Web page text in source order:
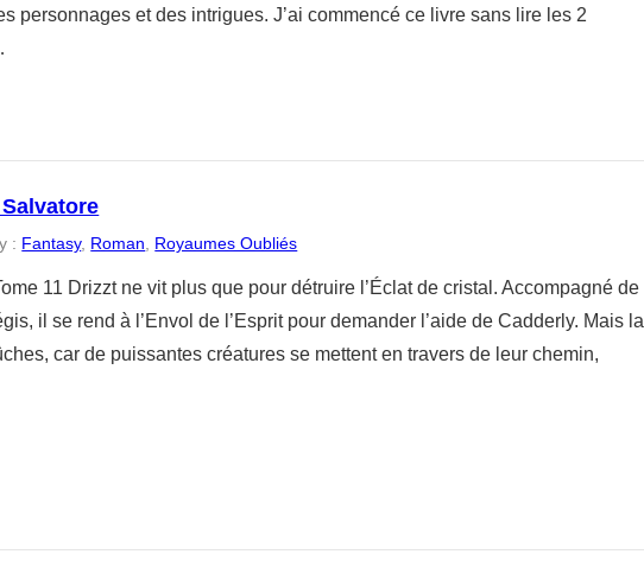
personnages et des intrigues. J’ai commencé ce livre sans lire les 2
: Fantasy, Roman Royaumes Oubliés
11 Drizzt ne vit plus que pour détruire l’Éclat de cristal. Accompagné de
il se rend à l’Envol de l’Esprit pour demander l’aide de Cadderly. Mais la
car de puissantes créatures se mettent en travers de leur chemin,